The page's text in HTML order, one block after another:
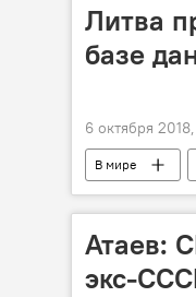
Литва
базе
6 октября
В мире
Атаев:
экс-